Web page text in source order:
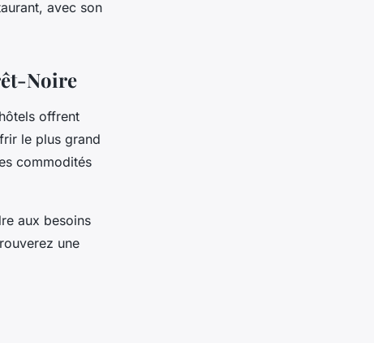
avec son
Noire
offrent
le plus grand
commodités
aux besoins
une